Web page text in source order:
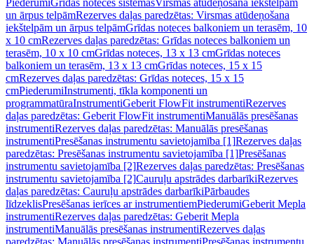
PiederumiGrīdas noteces sistēmasVirsmas atūdeņošana iekštelpām
un ārpus telpāmRezerves daļas paredzētas: Virsmas atūdeņošana
iekštelpām un ārpus telpāmGrīdas noteces balkoniem un terasēm, 10
x 10 cmRezerves daļas paredzētas: Grīdas noteces balkoniem un
terasēm, 10 x 10 cmGrīdas noteces, 13 x 13 cmGrīdas noteces
balkoniem un terasēm, 13 x 13 cmGrīdas noteces, 15 x 15
cmRezerves daļas paredzētas: Grīdas noteces, 15 x 15
cmPiederumiInstrumenti, tīkla komponenti un
programmatūraInstrumentiGeberit FlowFit instrumentiRezerves
daļas paredzētas: Geberit FlowFit instrumentiManuālās presēšanas
instrumentiRezerves daļas paredzētas: Manuālās presēšanas
instrumentiPresēšanas instrumentu savietojamība [1]Rezerves daļas
paredzētas: Presēšanas instrumentu savietojamība [1]Presēšanas
instrumentu savietojamība [2]Rezerves daļas paredzētas: Presēšanas
instrumentu savietojamība [2]Cauruļu apstrādes darbarīkiRezerves
daļas paredzētas: Cauruļu apstrādes darbarīkiPārbaudes
līdzeklisPresēšanas ierīces ar instrumentiemPiederumiGeberit Mepla
instrumentiRezerves daļas paredzētas: Geberit Mepla
instrumentiManuālās presēšanas instrumentiRezerves daļas
paredzētas: Manuālās presēšanas instrumentiPresēšanas instrumentu